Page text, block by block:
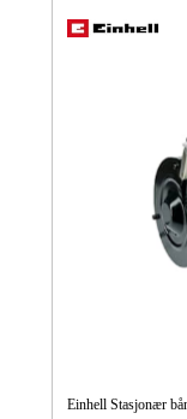
Einhell Stasjonær